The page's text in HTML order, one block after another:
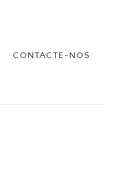
CONTACTE-NOS